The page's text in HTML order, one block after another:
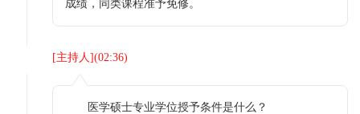
成绩，同类课程准予免修。
[主持人 ](02:36)
医学硕士专业学位授予条件是什么？